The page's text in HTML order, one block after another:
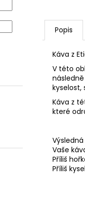
Popis
Káva z
V této
Káva z
které
Vaše
Příliš
Příliš